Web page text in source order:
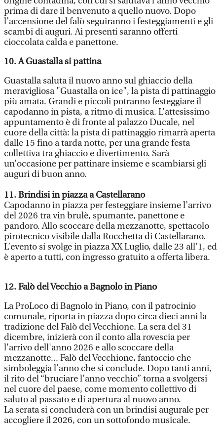
prima di dare il benvenuto a quello nuovo. Dopo
l’accensione del falò seguiranno i festeggiamenti e gli
scambi di auguri. Ai presenti saranno offerti
cioccolata calda e panettone.
10. A Guastalla si pattina
Guastalla saluta il nuovo anno sul ghiaccio della
meravigliosa "Guastalla on ice", la pista di pattinaggio
più amata. Grandi e piccoli potranno festeggiare il
capodanno in pista, a ritmo di musica. L’attesissimo
appuntamento è di fronte al palazzo Ducale, nel
cuore della città: la pista di pattinaggio rimarrà aperta
dalle 15 fino a tarda notte, per una grande festa
collettiva tra ghiaccio e divertimento. Sarà
un’occasione per pattinare insieme e scambiarsi gli
auguri di buon anno.
11. Brindisi in piazza a Castellarano
Capodanno in piazza per festeggiare insieme l’arrivo
del 2026 tra vin brulè, spumante, panettone e
pandoro. Allo scoccare della mezzanotte, spettacolo
pirotecnico visibile dalla Rocchetta di Castellarano.
L’evento si svolge in piazza XX Luglio, dalle 23 all’1, ed
è aperto a tutti, con ingresso gratuito a offerta libera.
12. Falò del Vecchio a Bagnolo in Piano
La ProLoco di Bagnolo in Piano, con il patrocinio
comunale, riporta in piazza dopo circa dieci anni la
tradizione del Falò del Vecchione. La sera del 31
dicembre, inizierà con il conto alla rovescia per
l'arrivo dell'anno 2026 e allo scoccare della
mezzanotte... Falò del Vecchione, fantoccio che
simboleggia l’anno che si conclude. Dopo tanti anni,
il rito del “bruciare l’anno vecchio” torna a svolgersi
nel cuore del paese, come momento collettivo di
saluto al passato e di apertura al nuovo anno.
La serata si concluderà con un brindisi augurale per
accogliere il 2026, con un sottofondo musicale.